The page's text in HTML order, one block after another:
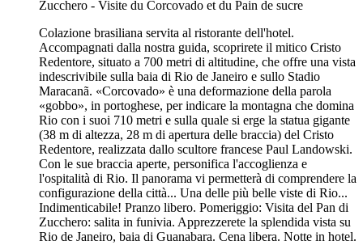
Colazione brasiliana servita al ristorante dell'hotel.
Accompagnati dalla nostra guida, scoprirete il mitico Cristo
Redentore, situato a 700 metri di altitudine, che offre una vista
indescrivibile sulla baia di Rio de Janeiro e sullo Stadio
Maracanã. «Corcovado» è una deformazione della parola
«gobbo», in portoghese, per indicare la montagna che domina
Rio con i suoi 710 metri e sulla quale si erge la statua gigante
(38 m di altezza, 28 m di apertura delle braccia) del Cristo
Redentore, realizzata dallo scultore francese Paul Landowski.
Con le sue braccia aperte, personifica l'accoglienza e
l'ospitalità di Rio. Il panorama vi permetterà di comprendere la
configurazione della città... Una delle più belle viste di Rio...
Indimenticabile! Pranzo libero. Pomeriggio: Visita del Pan di
Zucchero: salita in funivia. Apprezzerete la splendida vista su
Rio de Janeiro, baia di Guanabara. Cena libera. Notte in hotel.